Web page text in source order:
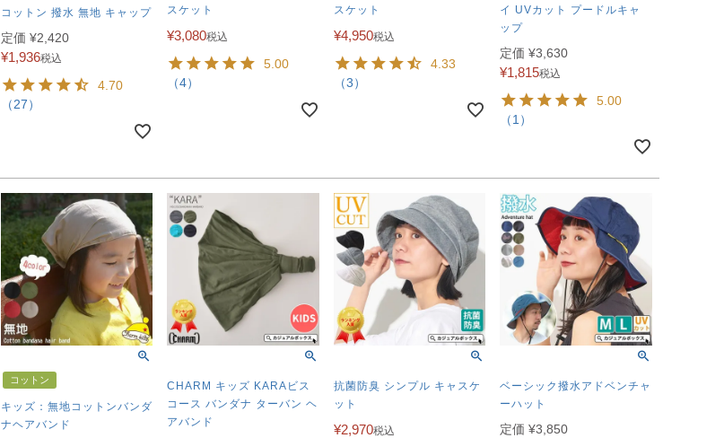
コットン 撥水 無地 キャップ
定価 ¥2,420
¥1,936税込
4.70
（27）
スケット
¥3,080税込
5.00
（4）
スケット
¥4,950税込
4.33
（3）
イ UVカット プードルキャ
ップ
定価 ¥3,630
¥1,815税込
5.00
（1）
コットン
キッズ：無地コットンバンダ
ナヘアバンド
CHARM キッズ KARAビス
コース バンダナ ターバン ヘ
アバンド
抗菌防臭 シンプル キャスケ
ット
¥2,970税込
ベーシック撥水アドベンチャ
ーハット
定価 ¥3,850